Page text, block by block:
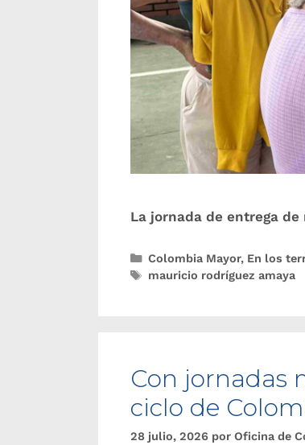
La jornada de entrega
Colombia Mayor, En los
mauricio rodríguez amaya
Con jornadas
ciclo de
28 julio, 2026 por Oficina de